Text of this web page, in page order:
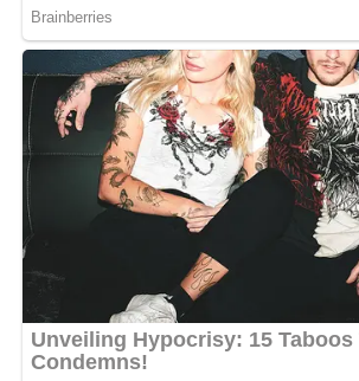
Deine Rezept-